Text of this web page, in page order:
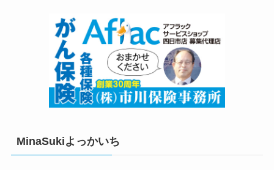
MinaSukiよっかいち